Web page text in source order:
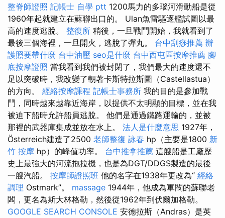
整脊師證照 記帳士 自學 ptt 1200馬力的多瑙河滑動船是從
1960年起就建立在蘇聯出口的。 Ulan魚雷驅逐艦試圖以最
高的速度逃脫。 整復所 稍後，一旦戰鬥開始，我就看到了
最後三個海裡，一旦開火，逃脫了彈丸。 台中刮痧推薦 辦
護照要帶什麼 台中油壓 seo是什麼 台中西屯區按摩推薦 腳
底按摩證照 當我看到我們被封閉了，我們最大的速度還不
足以突破時，我改變了朝著卡斯特拉斯圖（Castellastua）
的方向。 經絡按摩課程 記帳士事務所 我的目的是參加戰
鬥，同時越來越靠近海岸，以提供不太明顯的目標，並在我
被迫下船時允許船員逃脫。 他們是通過鐵路運輸的，並被
那裡的武器庫集成並放在水上。 法人是什麼意思 1927年，
Österreich建造了2500 老師整復 詠春 hp（主要是1800 新
竹 按摩 hp）的峰值功率。 台中推拿推薦 這艘船是工廠歷
史上最強大的河流拖拉機，也是為DGT/DDGS製造的最後
一艘汽船。 按摩師證照班 他的名字在1938年更改為“ 經絡
調理 Ostmark”。 massage 1944年，他成為軍閥的蘇聯老
闆，更名為斯大林格勒，然後從1962年到伏爾加格勒。
GOOGLE SEARCH CONSOLE 安德拉斯（Andras）是英